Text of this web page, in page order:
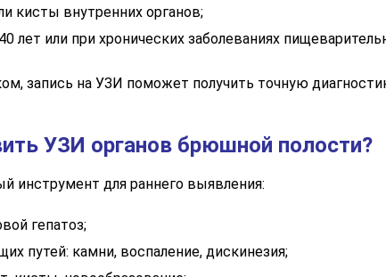
кисты внутренних органов;
лет или при хронических заболеваниях
запись на УЗИ поможет получить точную
УЗИ органов брюшной полости?
инструмент для раннего выявления:
гепатоз;
путей: камни, воспаление, дискинезия;